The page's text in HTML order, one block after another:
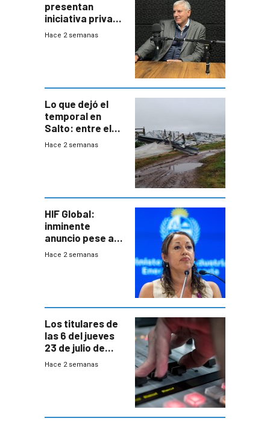
presentan
iniciativa privada
para una red de
Hace 2 semanas
Lo que dejó el
temporal en
Salto: entre el
impacto
Hace 2 semanas
HIF Global:
inminente
anuncio pese a
declaración de
gobierno
Hace 2 semanas
Los titulares de
las 6 del jueves
23 de julio de
2026
Hace 2 semanas